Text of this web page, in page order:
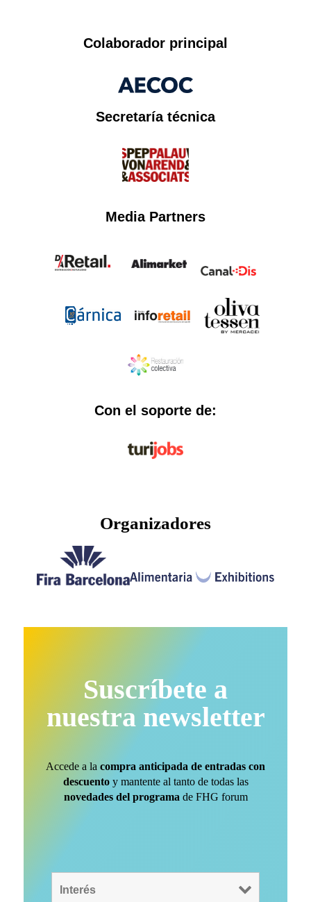
Colaborador principal
Secretaría técnica​
Media Partners
Con el soporte de:
Organizadores
Suscríbete a
nuestra newsletter
Accede a la compra anticipada de entradas con
descuentoy mantente al tanto de todas las
novedades del programa de FHG forum